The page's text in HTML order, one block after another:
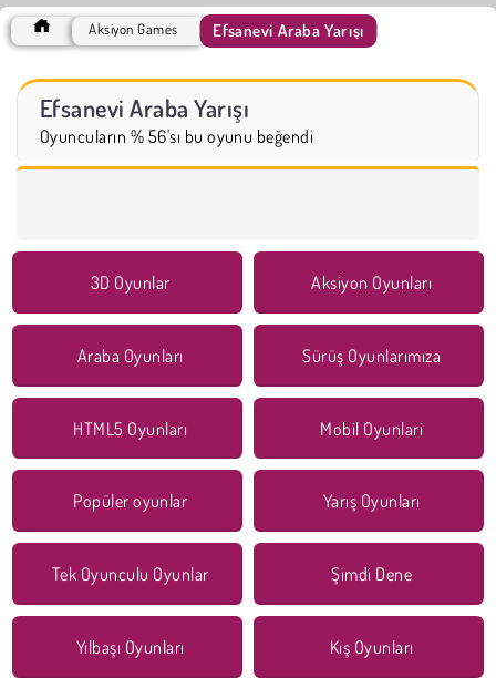
Aksiyon Games Efsanevi Araba Yarışı
Efsanevi Araba Yarışı
Oyuncuların % 56'sı bu oyunu beğendi
3D Oyunlar Aksiyon Oyunları
Araba Oyunları Sürüş Oyunlarımıza
HTML5 Oyunları Mobil Oyunlari
Popüler oyunlar Yarış Oyunları
Tek Oyunculu Oyunlar Şimdi Dene
Yılbaşı Oyunları Kış Oyunları